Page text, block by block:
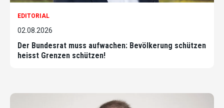
EDITORIAL
02.08.2026
Der Bundesrat muss aufwachen: Bevölkerung schützen
heisst Grenzen schützen!